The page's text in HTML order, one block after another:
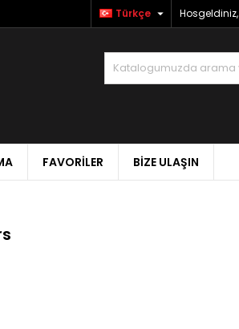
Hosgeldiniz,
Türkçe 
FAVORILER BIZE ULAŞIN